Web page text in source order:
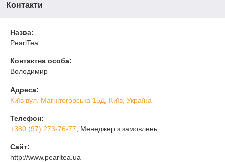
Контакти
Назва:
PearlTea
Контактна особа:
Володимир
Адреса:
Київ вул. Магнiтогорська 15Д, Київ, Україна
Телефон:
+380 (97) 273-76-77 , Менеджер з замовлень
Сайт:
http://www.pearltea.ua